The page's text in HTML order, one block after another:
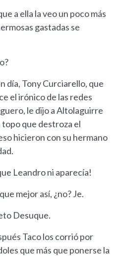
a ella la veo un poco más
gastadas se
día, Tony Curciarello, que
el irónico de las redes
le dijo a Altolaguirre
topo que destroza el
hicieron con su hermano
Leandro ni aparecía!
mejor así, ¿no? Je.
Desuque.
Taco los corrió por
que más que ponerse la